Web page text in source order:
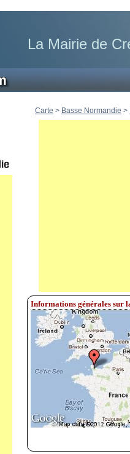
La Mairie de
Carte > Basse Normandie >
Informations générales sur